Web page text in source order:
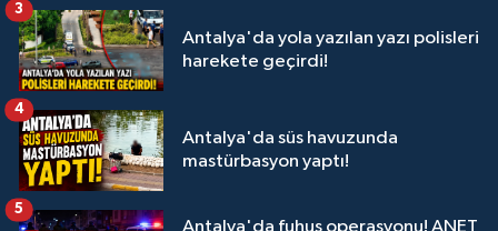
Antalya'da yola yazılan yazı polisleri
harekete geçirdi!
3
Antalya'da süs havuzunda
mastürbasyon yaptı!
4
Antalya'da fuhuş operasyonu! ANET
5